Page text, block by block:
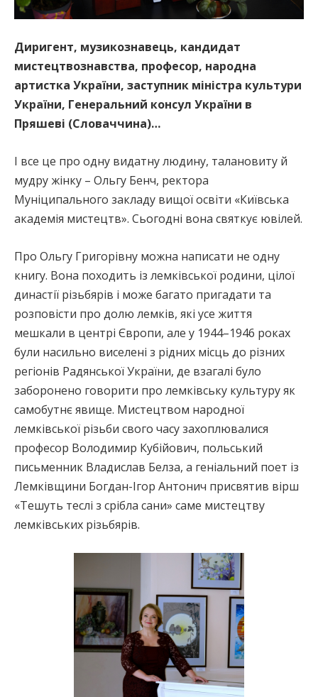
Диригент, музикознавець, кандидат
мистецтвознавства, професор, народна
артистка України, заступник міністра культури
України, Генеральний консул України в
Пряшеві (Словаччина)…
І все це про одну видатну людину, талановиту й
мудру жінку – Ольгу Бенч, ректора
Муніципального закладу вищої освіти «Київська
академія мистецтв». Сьогодні вона святкує ювілей.
Про Ольгу Григорівну можна написати не одну
книгу. Вона походить із лемківської родини, цілої
династії різьбярів і може багато пригадати та
розповісти про долю лемків, які усе життя
мешкали в центрі Європи, але у 1944–1946 роках
були насильно виселені з рідних місць до різних
регіонів Радянської України, де взагалі було
заборонено говорити про лемківську культуру як
самобутнє явище. Мистецтвом народної
лемківської різьби свого часу захоплювалися
професор Володимир Кубійович, польський
письменник Владислав Белза, а геніальний поет із
Лемківщини Богдан-Ігор Антонич присвятив вірш
«Тешуть теслі з срібла сани» саме мистецтву
лемківських різьбярів.